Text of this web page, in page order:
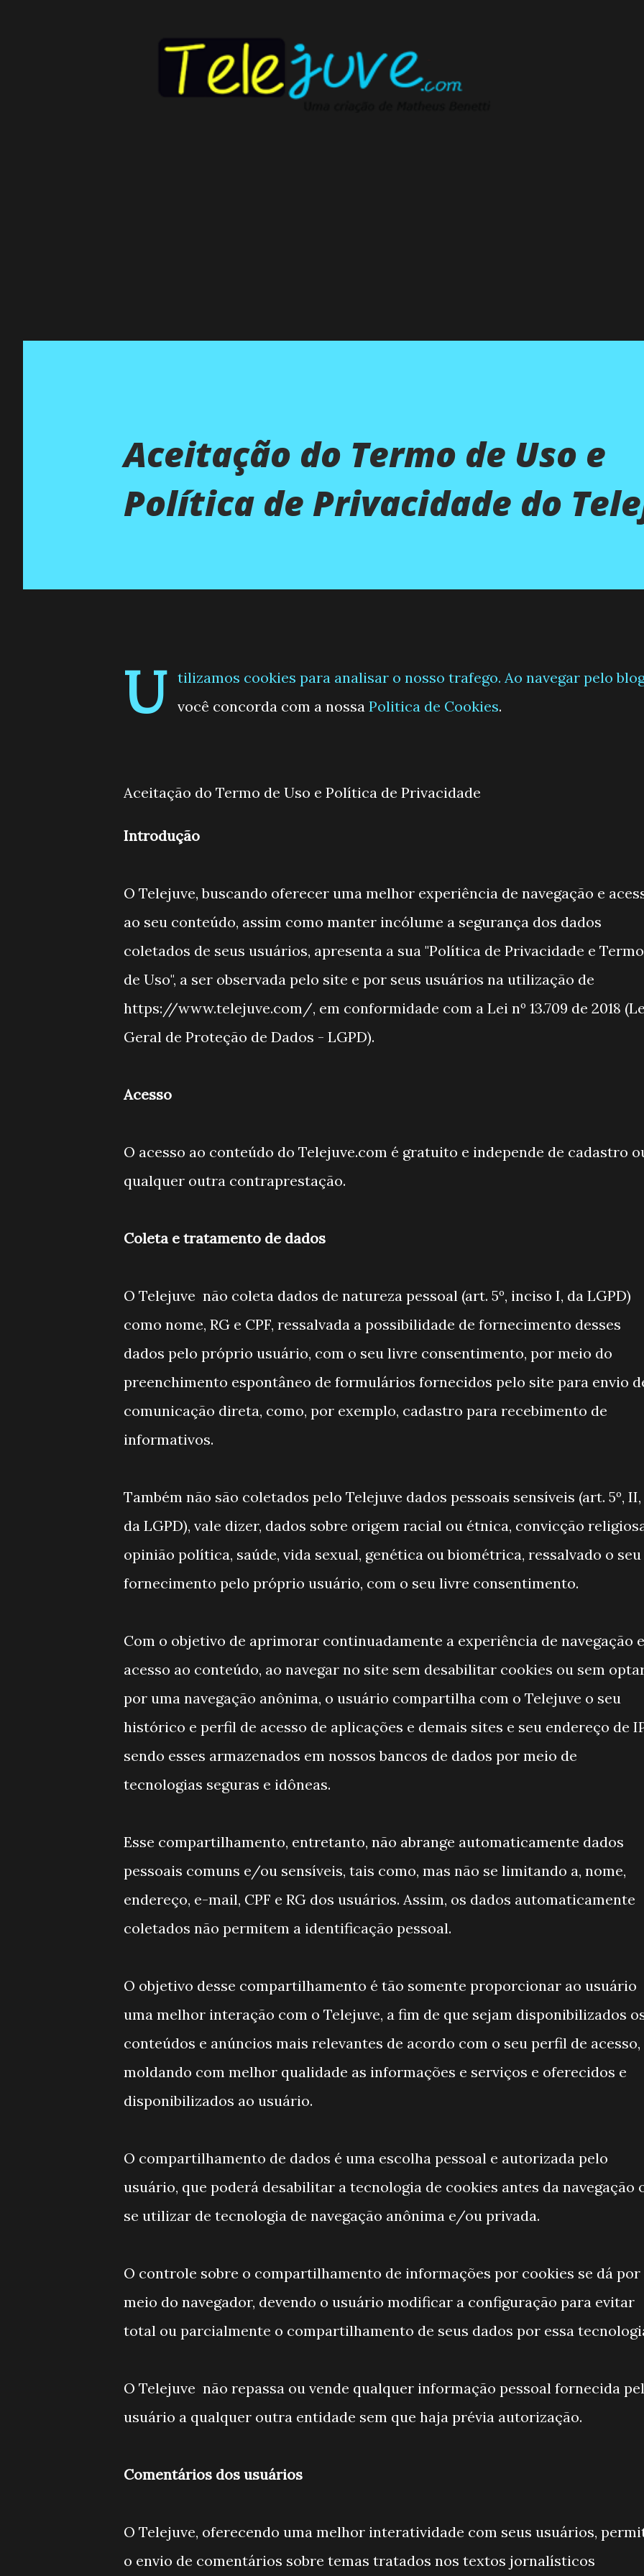
Aceitação do Termo de Uso e
Política de Privacidade do
U
tilizamos cookies para analisar o nosso trafego. Ao navegar pelo
você concorda com a nossa Politica de Cookies.
Aceitação do Termo de Uso e Política de Privacidade
Introdução
O Telejuve, buscando oferecer uma melhor experiência de navegação e
ao seu conteúdo, assim como manter incólume a segurança dos dados
coletados de seus usuários, apresenta a sua "Política de Privacidade e
de Uso", a ser observada pelo site e por seus usuários na utilização de
https://www.telejuve.com/, em conformidade com a Lei nº 13.709 de 2018
Geral de Proteção de Dados - LGPD).
Acesso
O acesso ao conteúdo do Telejuve.com é gratuito e independe de cadastro
qualquer outra contraprestação.
Coleta e tratamento de dados
O Telejuve não coleta dados de natureza pessoal (art. 5º, inciso I, da LGPD)
como nome, RG e CPF, ressalvada a possibilidade de fornecimento desses
dados pelo próprio usuário, com o seu livre consentimento, por meio do
preenchimento espontâneo de formulários fornecidos pelo site para envio
comunicação direta, como, por exemplo, cadastro para recebimento de
informativos.
Também não são coletados pelo Telejuve dados pessoais sensíveis (art. 5º, II,
da LGPD), vale dizer, dados sobre origem racial ou étnica, convicção
opinião política, saúde, vida sexual, genética ou biométrica, ressalvado o seu
fornecimento pelo próprio usuário, com o seu livre consentimento.
Com o objetivo de aprimorar continuadamente a experiência de navegação e
acesso ao conteúdo, ao navegar no site sem desabilitar cookies ou sem
por uma navegação anônima, o usuário compartilha com o Telejuve o seu
histórico e perfil de acesso de aplicações e demais sites e seu endereço de
sendo esses armazenados em nossos bancos de dados por meio de
tecnologias seguras e idôneas.
Esse compartilhamento, entretanto, não abrange automaticamente dados
pessoais comuns e/ou sensíveis, tais como, mas não se limitando a, nome,
endereço, e-mail, CPF e RG dos usuários. Assim, os dados automaticamente
coletados não permitem a identificação pessoal.
O objetivo desse compartilhamento é tão somente proporcionar ao usuário
uma melhor interação com o Telejuve, a fim de que sejam disponibilizados
conteúdos e anúncios mais relevantes de acordo com o seu perfil de acesso,
moldando com melhor qualidade as informações e serviços e oferecidos e
disponibilizados ao usuário.
O compartilhamento de dados é uma escolha pessoal e autorizada pelo
usuário, que poderá desabilitar a tecnologia de cookies antes da navegação
se utilizar de tecnologia de navegação anônima e/ou privada.
O controle sobre o compartilhamento de informações por cookies se dá por
meio do navegador, devendo o usuário modificar a configuração para evitar
total ou parcialmente o compartilhamento de seus dados por essa
O Telejuve não repassa ou vende qualquer informação pessoal fornecida
usuário a qualquer outra entidade sem que haja prévia autorização.
Comentários dos usuários
O Telejuve, oferecendo uma melhor interatividade com seus usuários,
o envio de comentários sobre temas tratados nos textos jornalísticos